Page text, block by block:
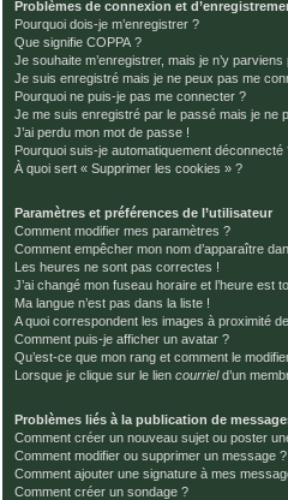
Problèmes de connexion et
Pourquoi dois-je m’enregistrer ?
Que signifie COPPA ?
Je souhaite m’enregistrer, mais je n’y parviens
Je suis enregistré mais je ne peux pas me
Pourquoi ne puis-je pas me connecter ?
Je me suis enregistré par le passé mais je ne
J’ai perdu mon mot de passe !
Pourquoi suis-je automatiquement déconnecté
À quoi sert « Supprimer les cookies » ?
Paramètres et préférences de l’utilisateur
Comment modifier mes paramètres ?
Comment empêcher mon nom d’apparaître
Les heures ne sont pas correctes !
J’ai changé mon fuseau horaire et l’heure est
Ma langue n’est pas dans la liste !
A quoi correspondent les images à proximité
Comment puis-je afficher un avatar ?
Qu’est-ce que mon rang et comment le
Lorsque je clique sur le lien courrield’un
Problèmes liés à la publication de
Comment créer un nouveau sujet ou poster
Comment modifier ou supprimer un message ?
Comment ajouter une signature à mes
Comment créer un sondage ?